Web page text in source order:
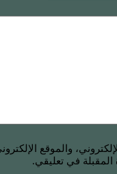
والموقع
المقبلة في تعليقي.